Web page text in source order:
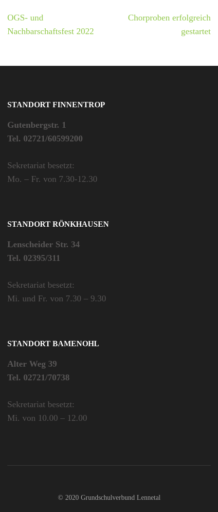
Beitrags-
Navigation
OGS- und
Nachbarschaftsfest 2022
Chorproben erfolgreich
gestartet
STANDORT FINNENTROP
Gutenbergstr. 1
Tel. 02721/60599200
Sekretariat besetzt:
Mo. – Fr. von 7.30-12.30
STANDORT RÖNKHAUSEN
Lenscheider Str. 34
Tel. 02395/311
Sekretariat besetzt:
Mi. und Fr. von 7.30 – 9.30
STANDORT BAMENOHL
Alter Weg 39
Tel. 02721/70738
Sekretariat besetzt:
Mi. von 10.00 – 12.00
© 2020 Grundschulverbund Lennetal